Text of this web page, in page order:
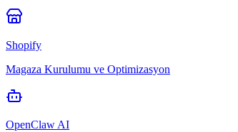
Shopify
Magaza Kurulumu ve Optimizasyon
OpenClaw AI